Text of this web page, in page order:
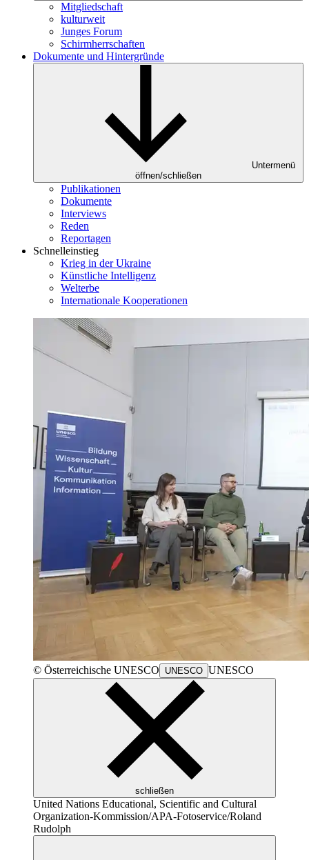
Mitgliedschaft
kulturweit
Junges Forum
Schirmherrschaften
Dokumente und Hintergründe
Untermenü
öffnen/schließen
Publikationen
Dokumente
Interviews
Reden
Reportagen
Schnelleinstieg
Krieg in der Ukraine
Künstliche Intelligenz
Welterbe
Internationale Kooperationen
© Österreichische UNESCO UNESCO UNESCO
schließen
United Nations Educational, Scientific and Cultural
Organization-Kommission/APA-Fotoservice/Roland
Rudolph